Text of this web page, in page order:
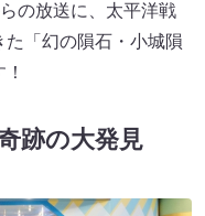
の放送に、太平洋戦
「幻の隕石・小城隕
跡の大発見